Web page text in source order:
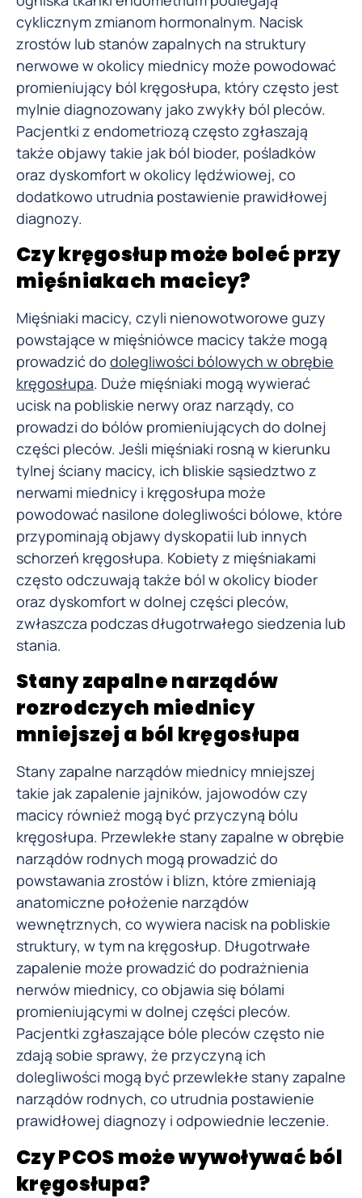
cyklicznym zmianom hormonalnym. Nacisk
zrostów lub stanów zapalnych na struktury
nerwowe w okolicy miednicy może powodować
promieniujący ból kręgosłupa, który często jest
mylnie diagnozowany jako zwykły ból pleców.
Pacjentki z endometriozą często zgłaszają
także objawy takie jak ból bioder, pośladków
oraz dyskomfort w okolicy lędźwiowej, co
dodatkowo utrudnia postawienie prawidłowej
diagnozy.
Czy kręgosłup może boleć przy
mięśniakach macicy?
Mięśniaki macicy, czyli nienowotworowe guzy
powstające w mięśniówce macicy także mogą
prowadzić do dolegliwości bólowych w obrębie
kręgosłupa. Duże mięśniaki mogą wywierać
ucisk na pobliskie nerwy oraz narządy, co
prowadzi do bólów promieniujących do dolnej
części pleców. Jeśli mięśniaki rosną w kierunku
tylnej ściany macicy, ich bliskie sąsiedztwo z
nerwami miednicy i kręgosłupa może
powodować nasilone dolegliwości bólowe, które
przypominają objawy dyskopatii lub innych
schorzeń kręgosłupa. Kobiety z mięśniakami
często odczuwają także ból w okolicy bioder
oraz dyskomfort w dolnej części pleców,
zwłaszcza podczas długotrwałego siedzenia lub
stania.
Stany zapalne narządów
rozrodczych miednicy
mniejszej a ból kręgosłupa
Stany zapalne narządów miednicy mniejszej
takie jak zapalenie jajników, jajowodów czy
macicy również mogą być przyczyną bólu
kręgosłupa. Przewlekłe stany zapalne w obrębie
narządów rodnych mogą prowadzić do
powstawania zrostów i blizn, które zmieniają
anatomiczne położenie narządów
wewnętrznych, co wywiera nacisk na pobliskie
struktury, w tym na kręgosłup. Długotrwałe
zapalenie może prowadzić do podrażnienia
nerwów miednicy, co objawia się bólami
promieniującymi w dolnej części pleców.
Pacjentki zgłaszające bóle pleców często nie
zdają sobie sprawy, że przyczyną ich
dolegliwości mogą być przewlekłe stany zapalne
narządów rodnych, co utrudnia postawienie
prawidłowej diagnozy i odpowiednie leczenie.
Czy PCOS może wywoływać ból
kręgosłupa?